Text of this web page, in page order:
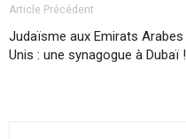
Article Précédent
Judaïsme aux Emirats Arabes
Unis : une synagogue à Dubaï !